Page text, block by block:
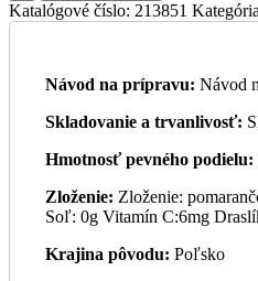
Katalógové číslo: 213851
Návod na prípravu: Návod
Skladovanie a trvanlivosť:
Hmotnosť pevného podielu:
Zloženie: Zloženie:
Soľ: 0g Vitamín C:6mg
Krajina pôvodu: Poľsko